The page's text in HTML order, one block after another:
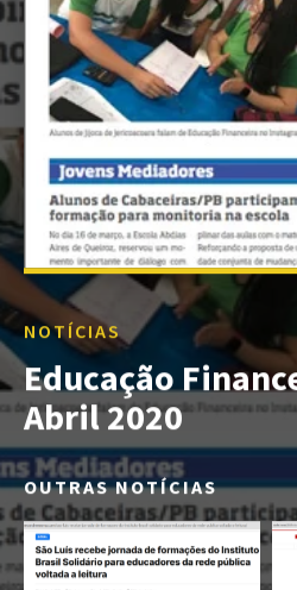
NOTÍCIAS
Educação
Abril 2020
OUTRAS NOTÍCIAS